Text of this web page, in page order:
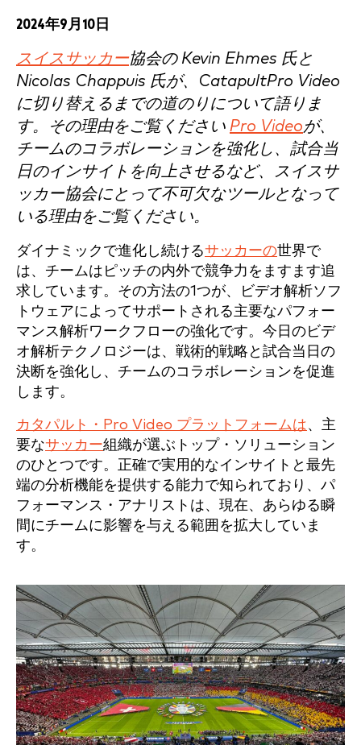
2024年9月10日
スイスサッカー協会の Kevin Ehmes 氏と
Nicolas Chappuis 氏が、CatapultPro Video
に切り替えるまでの道のりについて語りま
す。その理由をご覧ください Pro Videoが、
チームのコラボレーションを強化し、試合当
日のインサイトを向上させるなど、スイスサ
ッカー協会にとって不可欠なツールとなって
いる理由をご覧ください。
ダイナミックで進化し続けるサッカーの世界で
は、チームはピッチの内外で競争力をますます追
求しています。その方法の1つが、ビデオ解析ソフ
トウェアによってサポートされる主要なパフォー
マンス解析ワークフローの強化です。今日のビデ
オ解析テクノロジーは、戦術的戦略と試合当日の
決断を強化し、チームのコラボレーションを促進
します。
カタパルト・Pro Video プラットフォームは、主
要なサッカー組織が選ぶトップ・ソリューション
のひとつです。正確で実用的なインサイトと最先
端の分析機能を提供する能力で知られており、パ
フォーマンス・アナリストは、現在、あらゆる瞬
間にチームに影響を与える範囲を拡大していま
す。